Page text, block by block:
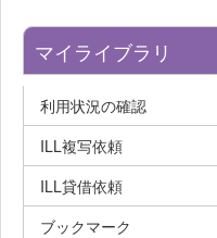
マイライブラリ
利用状況の確認
ILL複写依頼
ILL貸借依頼
ブックマーク